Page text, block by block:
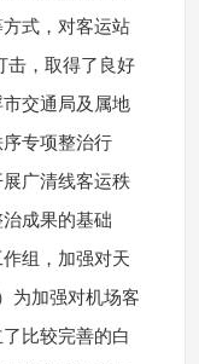
式，对客运站
击，取得了良好
交通局及属地
专项整治行
广清线客运秩
成果的基础
组，加强对天
为加强对机场客
比较完善的白